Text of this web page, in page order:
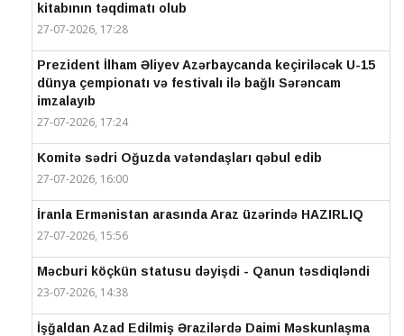
kitabının təqdimatı olub
27-07-2026, 17:28
Prezident İlham Əliyev Azərbaycanda keçiriləcək U-15
dünya çempionatı və festivalı ilə bağlı Sərəncam
imzalayıb
27-07-2026, 17:24
Komitə sədri Oğuzda vətəndaşları qəbul edib
27-07-2026, 16:00
İranla Ermənistan arasında Araz üzərində HAZIRLIQ
27-07-2026, 15:56
Məcburi köçkün statusu dəyişdi - Qanun təsdiqləndi
23-07-2026, 14:38
İşğaldan Azad Edilmiş Ərazilərdə Daimi Məskunlaşma